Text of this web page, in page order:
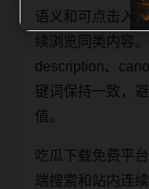
语义和可点击入
续浏览同类内容
description、
键词保持一致，
值。
吃瓜下载免费平
端搜索和站内连